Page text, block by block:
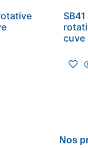
cuve
Nos